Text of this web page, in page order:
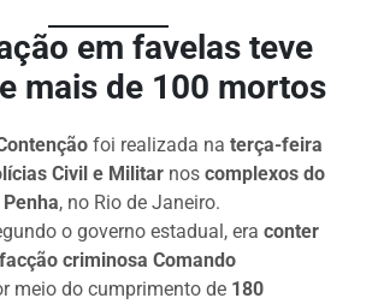
em favelas teve
mais de 100 mortos
foi realizada naterça-feira
Civil e Militar noscomplexos do
, no Rio de Janeiro.
o governo estadual, eraconter
criminosa Comando
meio do cumprimento de 180